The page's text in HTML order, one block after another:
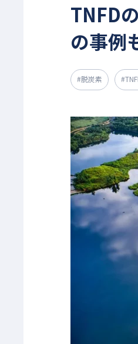
TNFD
の事例
#脱炭素